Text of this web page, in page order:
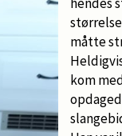
måtte
kom